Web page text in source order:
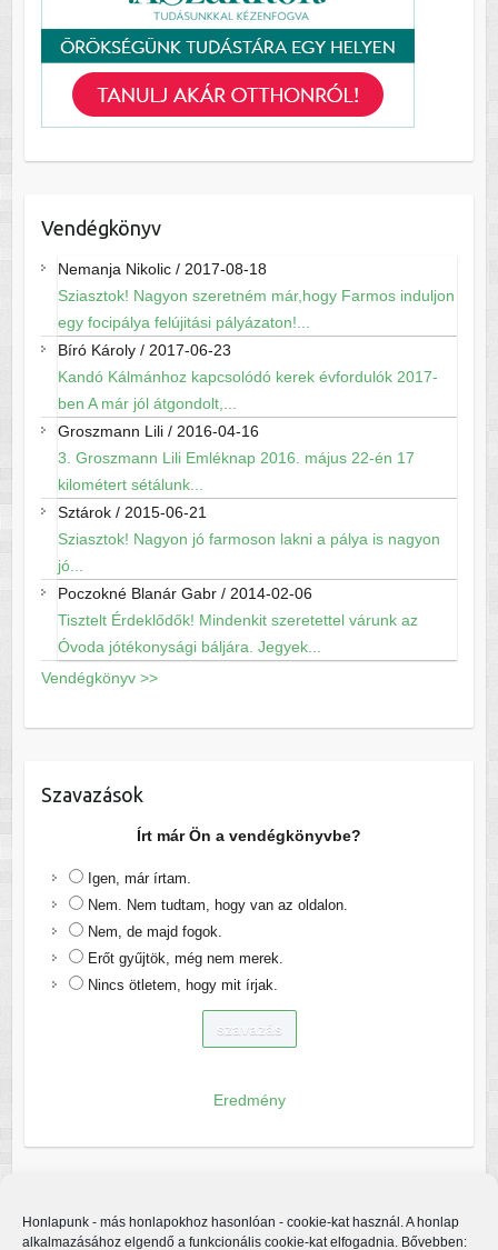
Honlapunk - más honlapokhoz hasonlóan - cookie-kat használ. A honlap
alkalmazásához elgendő a funkcionális cookie-kat elfogadnia. Bővebben:
Vendégkönyv
Nemanja Nikolic/ 2017-08-18
Sziasztok! Nagyon szeretném már,hogy Farmos induljon
egy focipálya felújitási pályázaton!...
Bíró Károly/ 2017-06-23
Kandó Kálmánhoz kapcsolódó kerek évfordulók 2017-
ben A már jól átgondolt,...
Groszmann Lili/ 2016-04-16
3. Groszmann Lili Emléknap 2016. május 22-én 17
kilométert sétálunk...
Sztárok/ 2015-06-21
Sziasztok! Nagyon jó farmoson lakni a pálya is nagyon
jó...
Poczokné Blanár Gabr/ 2014-02-06
Tisztelt Érdeklődők! Mindenkit szeretettel várunk az
Óvoda jótékonysági báljára. Jegyek...
Vendégkönyv >>
Szavazások
Írt már Ön a vendégkönyvbe?
Igen, már írtam.
Nem. Nem tudtam, hogy van az oldalon.
Nem, de majd fogok.
Erőt gyűjtök, még nem merek.
Nincs ötletem, hogy mit írjak.
Eredmény